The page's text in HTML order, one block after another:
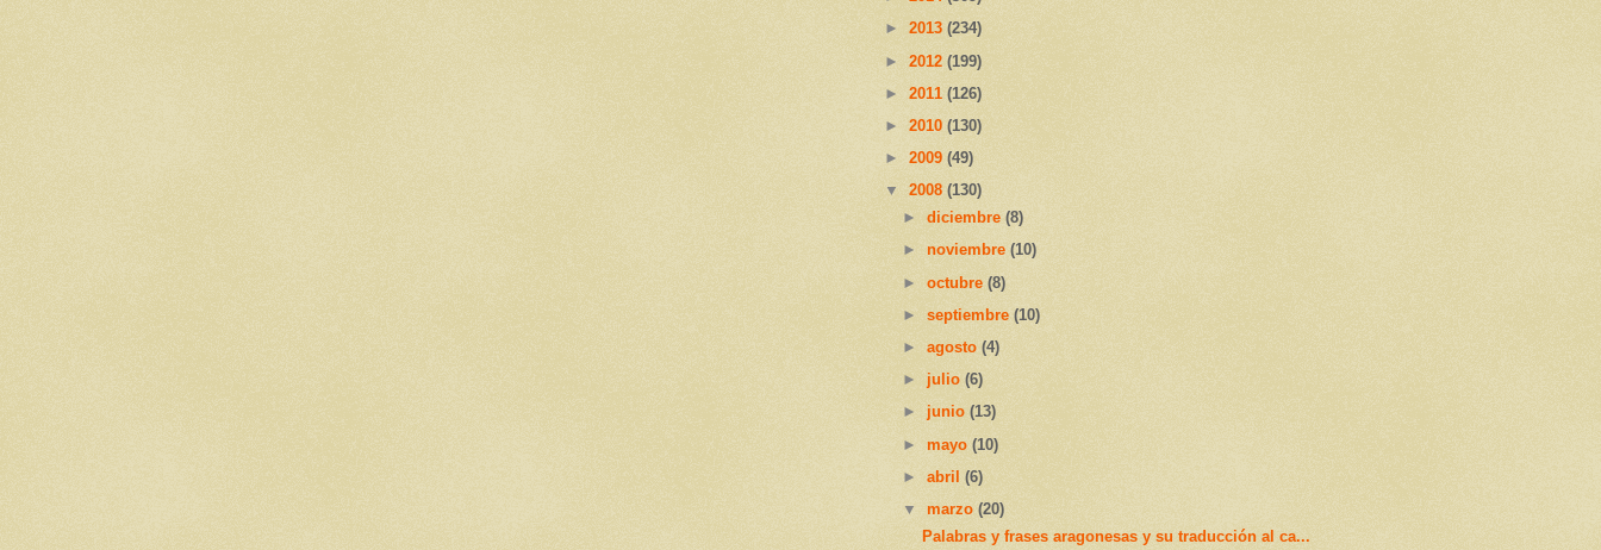
► 2013 (234)
► 2012 (199)
► 2011 (126)
► 2010 (130)
► 2009 (49)
▼ 2008 (130)
►diciembre(8)
►noviembre(10)
►octubre(8)
►septiembre(10)
►agosto(4)
► julio(6)
► junio(13)
►mayo(10)
►abril(6)
▼marzo(20)
Palabras y frases aragonesas y su traducción al ca...